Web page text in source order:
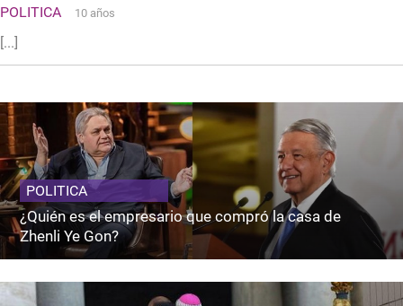
POLITICA 10 años
[...]
POLITICA
¿Quién es el empresario que compró la casa de
Zhenli Ye Gon?